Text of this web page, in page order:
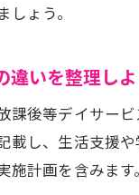
ょう。
違いを整理し
課後等デイサー
載し、生活支援
計画を含みます。